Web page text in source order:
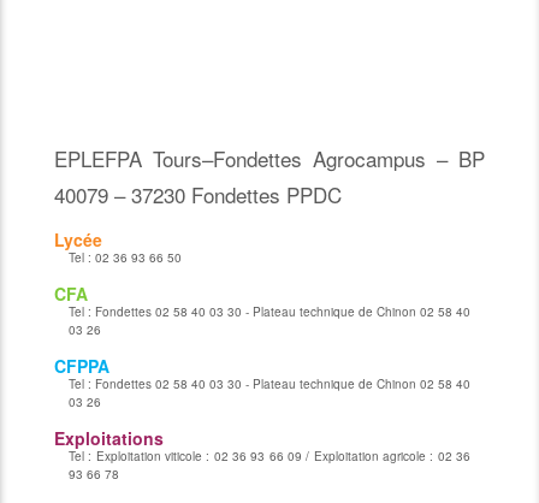
EPLEFPA Tours–Fondettes Agrocampus – BP
40079 – 37230 Fondettes PPDC
Lycée
Tel : 02 36 93 66 50
CFA
Tel : Fondettes 02 58 40 03 30 - Plateau technique de Chinon 02 58 40
03 26
CFPPA
Tel : Fondettes 02 58 40 03 30 - Plateau technique de Chinon 02 58 40
03 26
Exploitations
Tel : Exploitation viticole : 02 36 93 66 09 / Exploitation agricole : 02 36
93 66 78